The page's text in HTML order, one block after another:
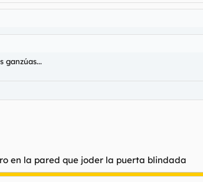
ganzúas...
en la pared que joder la puerta blindada